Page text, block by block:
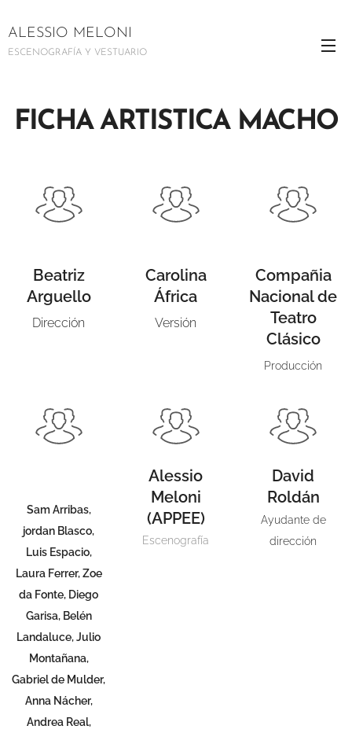
ALESSIO MELONI
ESCENOGRAFÍA Y VESTUARIO
FICHA ARTISTICA MACHO
Beatriz
Arguello
Dirección
Carolina
África
Versión
Compañia
Nacional de
Teatro
Clásico
Producción
Sam Arribas,
jordan Blasco,
Luis Espacio,
Laura Ferrer, Zoe
da Fonte, Diego
Garisa, Belén
Landaluce, Julio
Montañana,
Gabriel de Mulder,
Anna Nácher,
Andrea Real,
Alessio
Meloni
(APPEE)
Escenografía
David
Roldán
Ayudante de
dirección